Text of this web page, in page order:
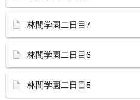
林間学園二日目7
林間学園二日目6
林間学園二日目5